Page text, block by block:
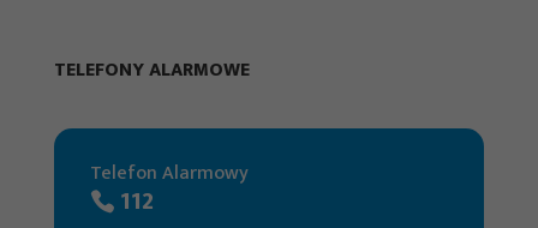
TELEFONY ALARMOWE
Telefon Alarmowy
112